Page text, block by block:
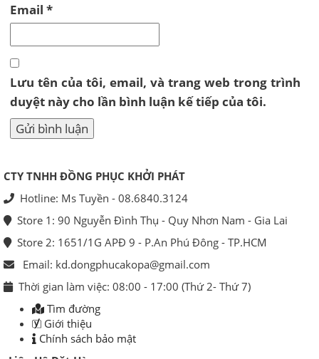
Email*
Lưu tên của tôi, email, và trang web trong trình
duyệt này cho lần bình luận kế tiếp của tôi.
CTY TNHH ĐỒNG PHỤC KHỞI PHÁT
Hotline: Ms Tuyền - 08.6840.3124
Store 1: 90 Nguyễn Đình Thụ - Quy Nhơn Nam - Gia Lai
Store 2: 1651/1G APĐ 9 - P.An Phú Đông - TP.HCM
Email: kd.dongphucakopa@gmail.com
Thời gian làm việc: 08:00 - 17:00 (Thứ 2- Thứ 7)
Tìm đường
Giới thiệu
Chính sách bảo mật